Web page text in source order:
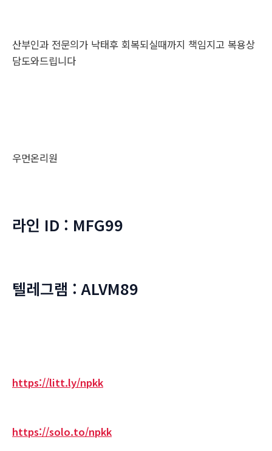
산부인과 전문의가 낙태후 회복되실때까지 책임지고 복용상
담도와드립니다
우먼온리원
라인 ID : MFG99
텔레그램 : ALVM89
https://litt.ly/npkk
https://solo.to/npkk